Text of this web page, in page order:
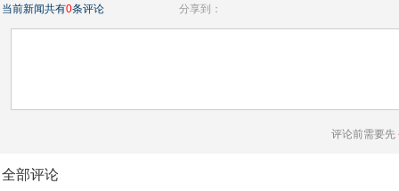
当前新闻共有0条评论 分享到：
评论前需要先
全部评论